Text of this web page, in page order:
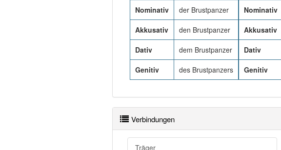
Nominativ
der Brustpanzer
Akkusativ den Brustpanzer
Dativ dem Brustpanzer
Genitiv des Brustpanzers
Nominativ
Akkusativ
Dativ
Genitiv
Verbindungen
Träger